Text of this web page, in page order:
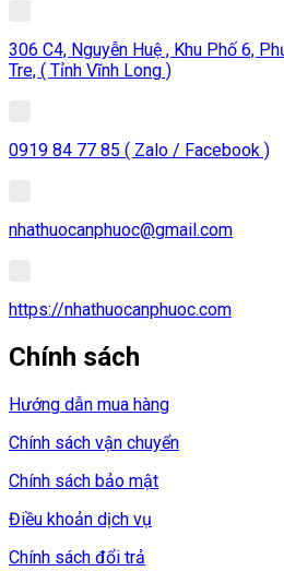
306 C4, Nguyễn Huệ , Khu Phố 6,
Tre, ( Tỉnh Vĩnh Long )
0919 84 77 85 ( Zalo / Facebook )
nhathuocanphuoc@gmail.com
https://nhathuocanphuoc.com
Chính sách
Hướng dẫn mua hàng
Chính sách vận chuyển
Chính sách bảo mật
Điều khoản dịch vụ
Chính sách đổi trả